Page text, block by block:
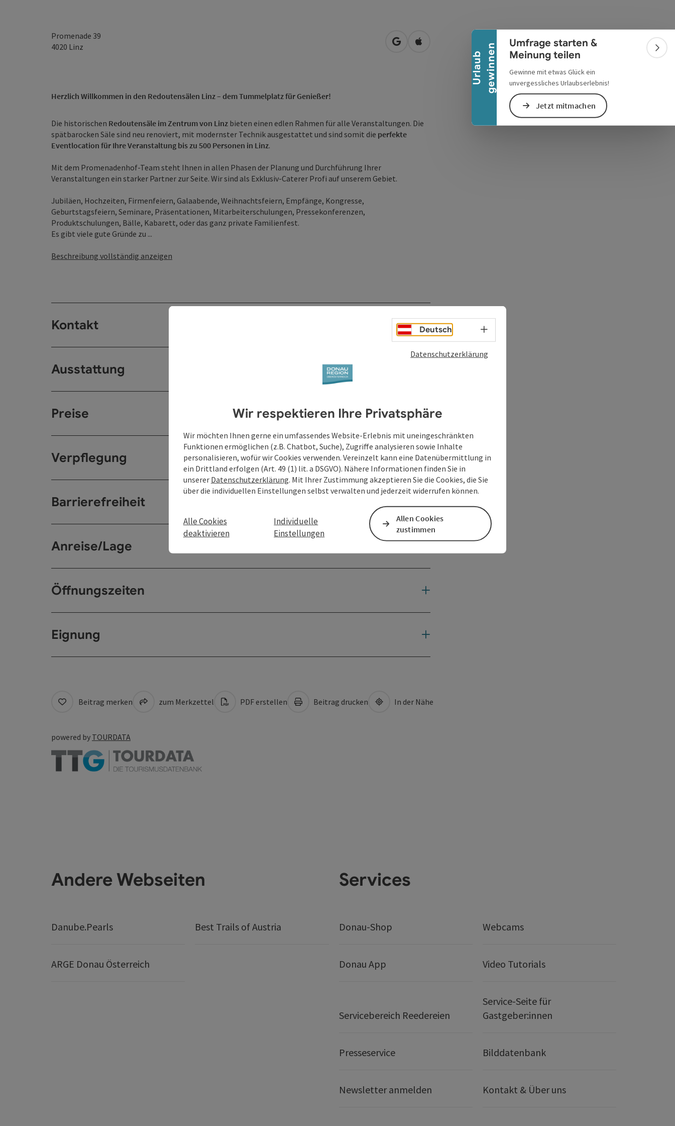
U
r
l
a
u
b
g
e
w
i
n
n
en
Banner einklappen
Umfrage starten &
Meinung teilen
Gewinne mit etwas Glück ein
unvergessliches Urlaubserlebnis!
Jetzt mitmachen
Promenade 39
4020 Linz in Google Maps öffnen
in Apple Maps öffnen
Herzlich Willkommen in den Redoutensälen Linz – dem Tummelplatz für Genießer!
Die historischen Redoutensäle im Zentrum von Linz bieten einen edlen Rahmen für alle Veranstaltungen. Die
spätbarocken Säle sind neu renoviert, mit modernster Technik ausgestattet und sind somit die perfekte
Eventlocation für Ihre Veranstaltung bis zu 500 Personen in Linz.
Mit dem Promenadenhof-Team steht Ihnen in allen Phasen der Planung und Durchführung Ihrer
Veranstaltungen ein starker Partner zur Seite. Wir sind als Exklusiv-Caterer Profi auf unserem Gebiet.
Jubiläen, Hochzeiten, Firmenfeiern, Galaabende, Weihnachtsfeiern, Empfänge, Kongresse,
Geburtstagsfeiern, Seminare, Präsentationen, Mitarbeiterschulungen, Pressekonferenzen,
Produktschulungen, Bälle, Kabarett, oder das ganz private Familienfest.
Es gibt viele gute Gründe zu ...
Beschreibung vollständig anzeigen
Kontakt
Ausstattung
Preise
Verpflegung
Barrierefreiheit
Anreise/Lage
Öffnungszeiten
Eignung
Beitrag merken zum Merkzettel PDF erstellen Beitrag drucken In der Nähe
powered by TOURDATA
Andere Webseiten
Danube.Pearls Best Trails of Austria
ARGE Donau Österreich
Services
Donau-Shop Webcams
Donau App Video Tutorials
Servicebereich Reedereien
Service-Seite für
Gastgeber:innen
Presseservice Bilddatenbank
Newsletter anmelden Kontakt & Über uns
Deutsch Sprachwahl - Menü öffnen
Datenschutzerklärung
Wir respektieren Ihre Privatsphäre
Wir möchten Ihnen gerne ein umfassendes Website-Erlebnis mit uneingeschränkten
Funktionen ermöglichen (z.B. Chatbot, Suche), Zugriffe analysieren sowie Inhalte
personalisieren, wofür wir Cookies verwenden. Vereinzelt kann eine Datenübermittlung in
ein Drittland erfolgen (Art. 49 (1) lit. a DSGVO). Nähere Informationen finden Sie in
unserer Datenschutzerklärung. Mit Ihrer Zustimmung akzeptieren Sie die Cookies, die Sie
über die individuellen Einstellungen selbst verwalten und jederzeit widerrufen können.
Alle Cookies
deaktivieren
Individuelle
Einstellungen
Allen Cookies
zustimmen